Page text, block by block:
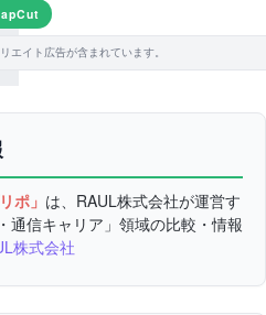
エイト広告が含まれています。
ポ」 は、RAUL株式会社が運営す
通信キャリア」領域の比較・情報
株式会社